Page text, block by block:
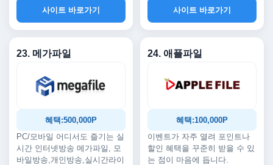
사이트 바로가기
사이트 바로가기
23. 메가파일
혜택:500,000P
PC/모바일 어디서도 즐기는 실
시간 인터넷방송 메가파일, 모
바일방송,개인방송,실시간라이
24. 애플파일
혜택:100,000P
이벤트가 자주 열려 포인트나
할인 혜택을 꾸준히 받을 수 있
는 점이 마음에 듭니다.